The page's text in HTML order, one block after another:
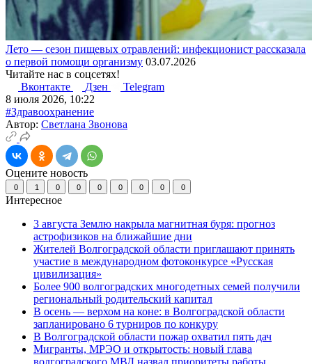
Лето — сезон пищевых отравлений: инфекционист рассказала
о первой помощи организму 03.07.2026
Читайте нас в соцсетях!
Вконтакте
Дзен
Telegram
8 июля 2026, 10:22
#Здравоохранение
Автор: Светлана Звонова
Оцените новость
0 1 0 0 0 0 0 0 0
Интересное
3 августа Землю накрыла магнитная буря: прогноз
астрофизиков на ближайшие дни
Жителей Волгоградской области приглашают принять
участие в международном фотоконкурсе «Русская
цивилизация»
Более 900 волгоградских многодетных семей получили
региональный родительский капитал
В осень — верхом на коне: в Волгоградской области
запланировано 6 турниров по конкуру
В Волгоградской области пожар охватил пять дач
Мигранты, МРЭО и открытость: новый глава
волгоградского МВД назвал приоритеты работы